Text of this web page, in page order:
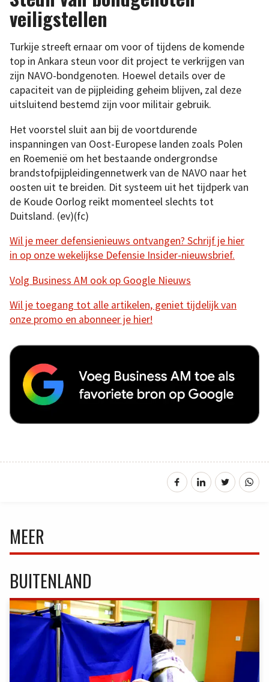
veiligstellen
Turkije streeft ernaar om voor of tijdens de komende
top in Ankara steun voor dit project te verkrijgen van
zijn NAVO-bondgenoten. Hoewel details over de
capaciteit van de pijpleiding geheim blijven, zal deze
uitsluitend bestemd zijn voor militair gebruik.
Het voorstel sluit aan bij de voortdurende
inspanningen van Oost-Europese landen zoals Polen
en Roemenië om het bestaande ondergrondse
brandstofpijpleidingennetwerk van de NAVO naar het
oosten uit te breiden. Dit systeem uit het tijdperk van
de Koude Oorlog reikt momenteel slechts tot
Duitsland. (ev)(fc)
Wil je meer defensienieuws ontvangen? Schrijf je hier
in op onze wekelijkse Defensie Insider-nieuwsbrief.
Volg Business AM ook op Google Nieuws
Wil je toegang tot alle artikelen, geniet tijdelijk van
onze promo en abonneer je hier!
MEER
BUITENLAND